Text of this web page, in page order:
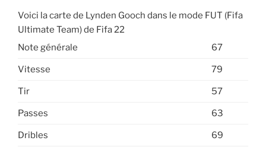
Voici la carte de Lynden Gooch dans le mode FUT (Fifa
Ultimate Team) de Fifa 22
Note générale
67
Vitesse 79
Tir 57
Passes 63
Dribles 69